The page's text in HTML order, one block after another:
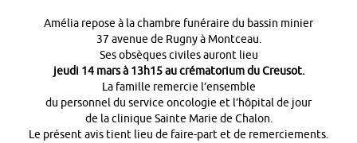
Amélia repose à la chambre funéraire du bassin minier
37 avenue de Rugny à Montceau.
Ses obsèques civiles auront lieu
jeudi 14 mars à 13h15 au crématorium du Creusot.
La famille remercie l’ensemble
du personnel du service oncologie et l’hôpital de jour
de la clinique Sainte Marie de Chalon.
Le présent avis tient lieu de faire-part et de remerciements.